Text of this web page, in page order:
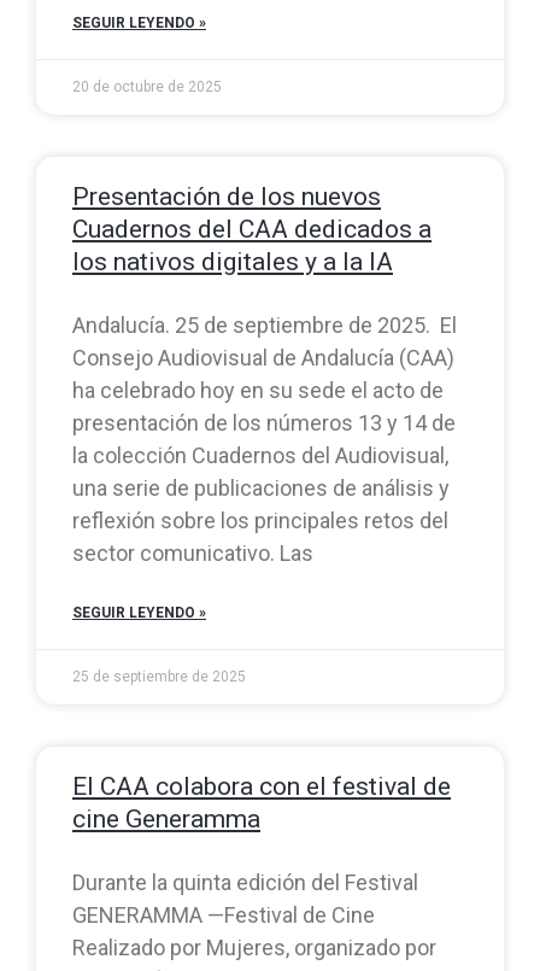
SEGUIR LEYENDO »
20 de octubre de 2025
Presentación de los nuevos
Cuadernos del CAA dedicados a
los nativos digitales y a la IA
Andalucía. 25 de septiembre de 2025. El
Consejo Audiovisual de Andalucía (CAA)
ha celebrado hoy en su sede el acto de
presentación de los números 13 y 14 de
la colección Cuadernos del Audiovisual,
una serie de publicaciones de análisis y
reflexión sobre los principales retos del
sector comunicativo. Las
SEGUIR LEYENDO »
25 de septiembre de 2025
El CAA colabora con el festival de
cine Generamma
Durante la quinta edición del Festival
GENERAMMA —Festival de Cine
Realizado por Mujeres, organizado por